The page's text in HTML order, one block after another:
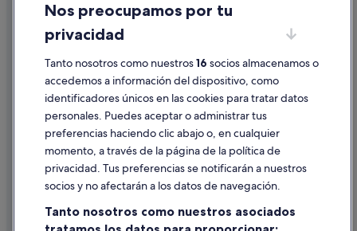
Condiciones de uso
Información legal/contacto
Pautas sobre el contenido y cómo denunciar contenido
Ayuda
Cancelar un vuelo
Cancelar una reserva de hotel o de un alquiler vacacional
Nos preocupamos por tu
privacidad
Tanto nosotros como nuestros16 socios almacenamos o
accedemos a información del dispositivo, como
identificadores únicos en las cookies para tratar datos
personales. Puedes aceptar o administrar tus
preferencias haciendo clic abajo o, en cualquier
momento, a través de la página de la política de
privacidad. Tus preferencias se notificarán a nuestros
socios y no afectarán a los datos de navegación.
Tanto nosotros como nuestros asociados